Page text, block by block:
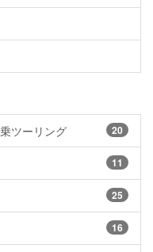
ツーリング 20
11
25
16